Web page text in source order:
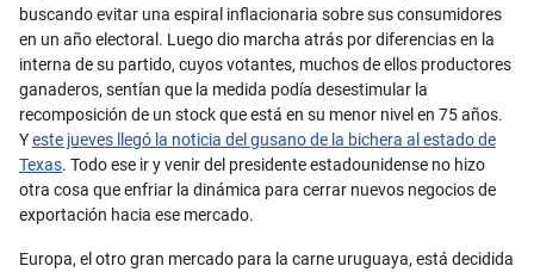
buscando evitar una espiral inflacionaria sobre sus consumidores
en un año electoral. Luego dio marcha atrás por diferencias en la
interna de su partido, cuyos votantes, muchos de ellos productores
ganaderos, sentían que la medida podía desestimular la
recomposición de un stock que está en su menor nivel en 75 años.
Yeste jueves llegó la noticia del gusano de la bichera al estado de
Texas. Todo ese ir y venir del presidente estadounidense no hizo
otra cosa que enfriar la dinámica para cerrar nuevos negocios de
exportación hacia ese mercado.
Europa, el otro gran mercado para la carne uruguaya, está decidida